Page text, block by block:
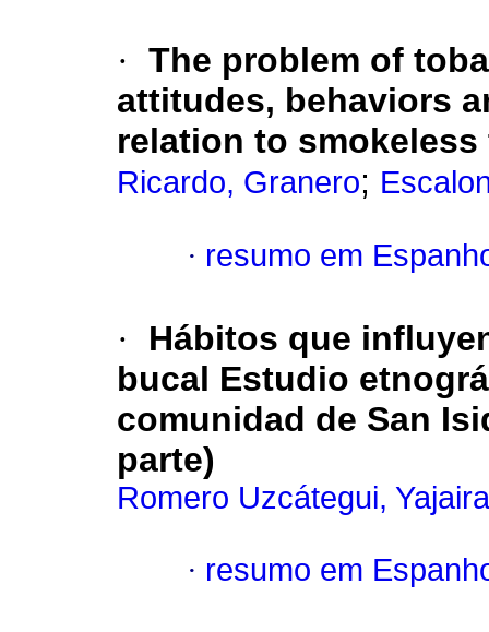
· The problem of
attitudes, behaviors
relation to
Ricardo, Granero;
· resumo em
·
Hábitos que
bucal Estudio
comunidad de San
parte)
Romero Uzcátegui, Yajaira
· resumo em